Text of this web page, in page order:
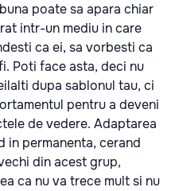
poate sa apara chiar
intr-un mediu in care
ca ei, sa vorbesti ca
Poti face asta, deci nu
dupa sablonul tau, ci
pentru a deveni
de vedere. Adaptarea
in permanenta, cerand
din acest grup,
ca nu va trece mult si nu